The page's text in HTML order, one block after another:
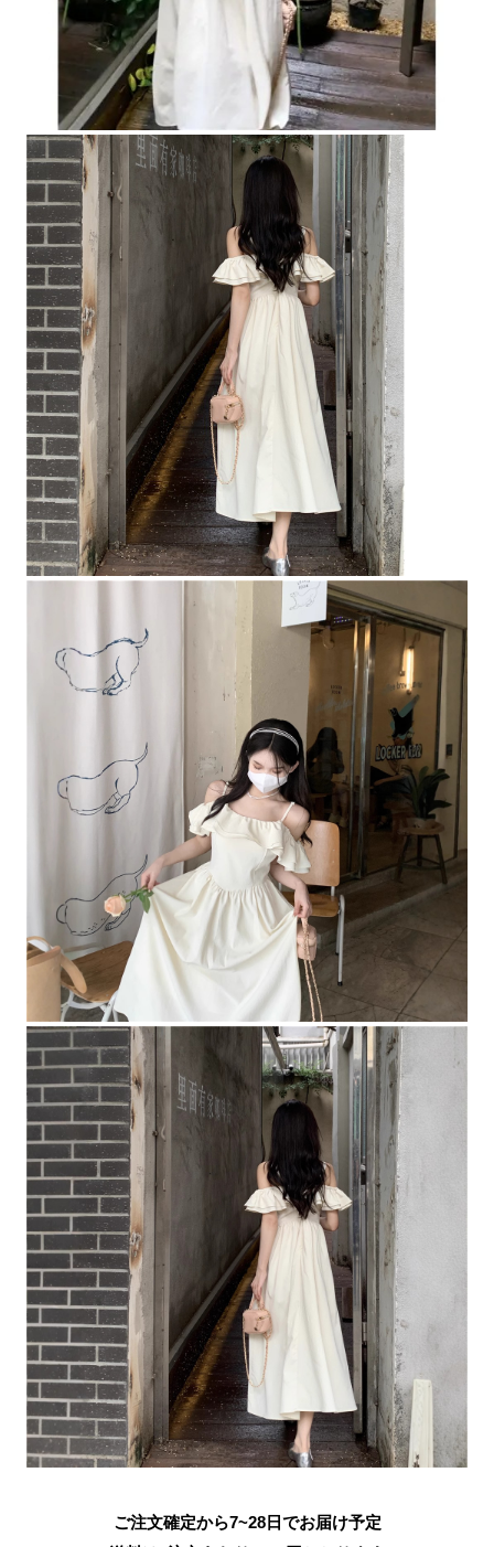
ご注文確定から7~28日でお届け予定